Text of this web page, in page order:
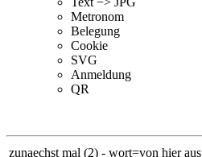
Metronom
Belegung
Cookie
SVG
Anmeldung
QR
zunaechst mal (2) - wort=von hier aus